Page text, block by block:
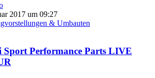
2017 um 09:27
& Umbauten
Sport Performance Parts LIVE